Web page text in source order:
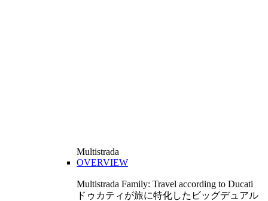
Multistrada
OVERVIEW
Multistrada Family: Travel according to Ducati
ドゥカティが旅に特化したビッグデュアル